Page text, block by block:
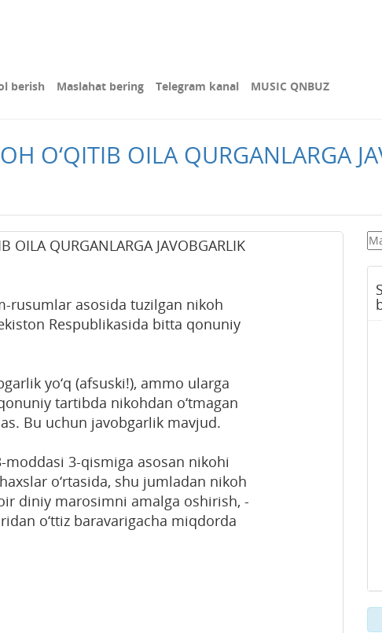
berish Maslahat bering Telegram kanal MUSIC QNBUZ
O‘QITIB OILA QURGANLARGA
OILA QURGANLARGA JAVOBGARLIK
rusumlar asosida tuzilgan nikoh
Respublikasida bitta qonuniy
yo‘q (afsuski!), ammo ularga
tartibda nikohdan o‘tmagan
Bu uchun javobgarlik mavjud.
moddasi 3-qismiga asosan nikohi
o‘rtasida, shu jumladan nikoh
diniy marosimni amalga oshirish, -
o‘ttiz baravarigacha miqdorda